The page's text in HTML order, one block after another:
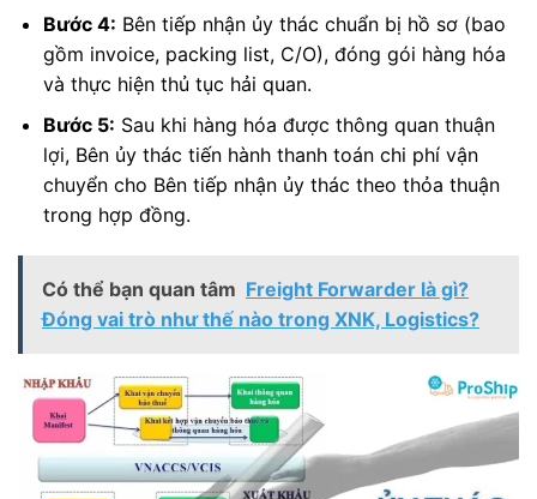
Bước 4: Bên tiếp nhận ủy thác chuẩn bị hồ sơ (bao
gồm invoice, packing list, C/O), đóng gói hàng hóa
và thực hiện thủ tục hải quan.
Bước 5: Sau khi hàng hóa được thông quan thuận
lợi, Bên ủy thác tiến hành thanh toán chi phí vận
chuyển cho Bên tiếp nhận ủy thác theo thỏa thuận
trong hợp đồng.
Có thể bạn quan tâm Freight Forwarder là gì?
Đóng vai trò như thế nào trong XNK, Logistics?